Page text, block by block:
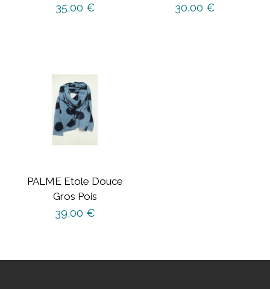
35,00 € 30,00 €
PALME Etole Douce
Gros Pois
39,00 €